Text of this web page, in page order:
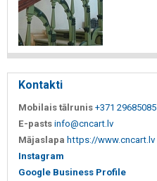
Kontakti
Mobilais tālrunis +371 29685085
E-pasts info@cncart.lv
Mājaslapa https://www.cncart.lv
Instagram
Google Business Profile